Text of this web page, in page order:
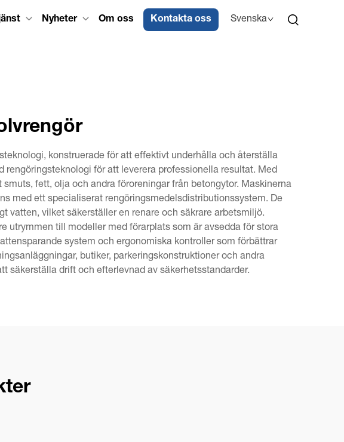
Nyheter Om oss Kontakta oss Svenska
konstruerade för att effektivt underhålla och återställa
för att leverera professionella resultat. Med
fett, olja och andra föroreningar från betongytor. Maskinerna
med ett specialiserat rengöringsmedelsdistributionssystem. De
vatten, vilket säkerställer en renare och säkrare arbetsmiljö.
utrymmen till modeller med förarplats som är avsedda för stora
system och ergonomiska kontroller som förbättrar
butiker, parkeringskonstruktioner och andra
säkerställa drift och efterlevnad av säkerhetsstandarder.